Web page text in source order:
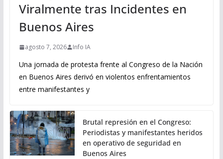
Viralmente tras Incidentes en
Buenos Aires
agosto 7, 2026 Info IA
Una jornada de protesta frente al Congreso de la Nación
en Buenos Aires derivó en violentos enfrentamientos
entre manifestantes y
Brutal represión en el Congreso:
Periodistas y manifestantes heridos
en operativo de seguridad en
Buenos Aires